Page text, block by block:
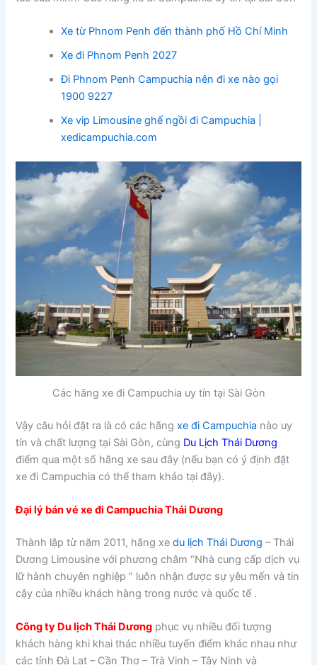
Xe từ Phnom Penh đến thành phố Hồ Chí Minh
Xe đi Phnom Penh 2027
Đi Phnom Penh Campuchia nên đi xe nào gọi
1900 9227
Xe vip Limousine ghế ngồi đi Campuchia |
xedicampuchia.com
Các hãng xe đi Campuchia uy tín tại Sài Gòn
Vậy câu hỏi đặt ra là có các hãngxe đi Campuchia nào uy
tín và chất lượng tại Sài Gòn, cùng Du Lịch Thái Dương
điểm qua một số hãng xe sau đây (nếu bạn có ý định đặt
xe đi Campuchia có thể tham khảo tại đây).
Đại lý bán vé xe đi Campuchia Thái Dương
Thành lập từ năm 2011, hãng xedu lịch Thái Dương – Thái
Dương Limousine với phương châm “Nhà cung cấp dịch vụ
lữ hành chuyên nghiệp ” luôn nhận được sự yêu mến và tin
cậy của nhiều khách hàng trong nước và quốc tế .
Công ty Du lịch Thái Dương phục vụ nhiều đối tượng
khách hàng khi khai thác nhiều tuyến điểm khác nhau như
các tỉnh Đà Lạt – Cần Thơ – Trà Vinh – Tây Ninh và